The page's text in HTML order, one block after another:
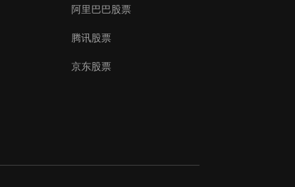
阿里巴巴股票
腾讯股票
京东股票